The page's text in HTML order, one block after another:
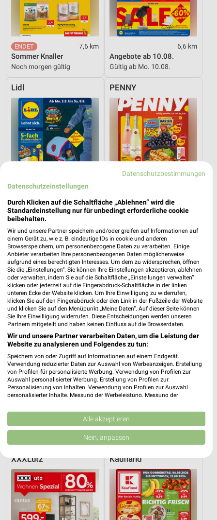
7,6 km
Sommer Knaller
Noch morgen gültig
6,6 km
Angebote ab 10.08.
Gültig ab Mo. 10.08.
Lidl
6,6 km
Angebote ab 03.08.
Noch morgen gültig
PENNY
6,7 km
Angebote ab 03.08.
Noch morgen gültig
toom Baumarkt
26,8 km
Angebote ab 01.08.
XXXLutz
Dieter Knoll
Gültig bis Fr. 14.08.
XXXLutz Kaufland
Datenschutzbestimmungen
Datenschutzeinstellungen
Durch Klicken auf die Schaltfläche „Ablehnen“ wird die
Standardeinstellung nur für unbedingt erforderliche cookie
beibehalten.
Wir und unsere Partner speichern und/oder greifen auf Informationen auf
einem Gerät zu, wie z. B. eindeutige IDs in cookie und anderen
Browserspeichern, um personenbezogene Daten zu verarbeiten. Einige
Anbieter verarbeiten Ihre personenbezogenen Daten möglicherweise
aufgrund eines berechtigten Interesses. Um dem zu widersprechen, öffnen
Sie die „Einstellungen“. Sie können Ihre Einstellungen akzeptieren, ablehnen
oder verwalten, indem Sie auf die Schaltfläche „Einstellungen verwalten“
klicken oder jederzeit auf die Fingerabdruck-Schaltfläche in der linken
unteren Ecke der Website klicken. Um Ihre Einwilligung zu widerrufen,
klicken Sie auf den Fingerabdruck oder den Link in der Fußzeile der Website
und klicken Sie auf den Menüpunkt „Meine Daten“. Auf dieser Seite können
Sie Ihre Einwilligung widerrufen. Diese Entscheidungen werden unseren
Partnern mitgeteilt und haben keinen Einfluss auf die Browserdaten.
Wir und unsere Partner verarbeiten Daten, um die Leistung der
Website zu analysieren und Folgendes zu tun:
Speichern von oder Zugriff auf Informationen auf einem Endgerät.
Verwendung reduzierter Daten zur Auswahl von Werbeanzeigen. Erstellung
von Profilen für personalisierte Werbung. Verwendung von Profilen zur
Auswahl personalisierter Werbung. Erstellung von Profilen zur
Personalisierung von Inhalten. Verwendung von Profilen zur Auswahl
personalisierter Inhalte. Messung der Werbeleistung. Messung der
Kombinationen von Daten aus verschiedenen Quellen. Entwicklung und
Verbesserung der Angebote. Verwendung reduzierter Daten zur Auswahl
von Inhalten.
Daten können außerhalb der Europäischen Union weitergegeben und in die
Website/App.
Partnerliste anzeigen (1 IAB-Anbieter)
Wir nutzen Ihre Daten für folgende Zwecke:
IAB-Verarbeitungszwecke:
Speichern von oder Zugriff auf Informationen
Alle akzeptieren
Nein, anpassen